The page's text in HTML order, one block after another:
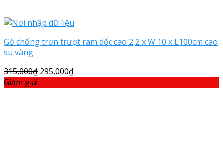
Gờ chống trơn trượt ram dốc cao 2,2 x W 10 x L100cm cao
su vàng
315,000₫ 295,000₫
Giảm giá!